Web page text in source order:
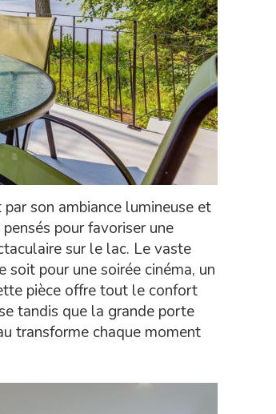
son ambiance lumineuse et
pour favoriser une
sur le lac. Le vaste
pour une soirée cinéma, un
pièce offre tout le confort
tandis que la grande porte
transforme chaque moment